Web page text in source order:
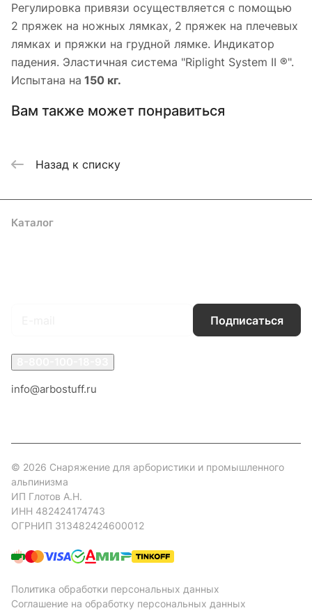
Регулировка привязи осуществляется с помощью
2 пряжек на ножных лямках, 2 пряжек на плечевых
лямках и пряжки на грудной лямке. Индикатор
падения. Эластичная система "Riplight System II ®".
Испытана на 150 кг.
Вам также может понравиться
Назад к списку
Каталог
Подписаться
info@arbostuff.ru
© 2026 Снаряжение для арбористики и промышленного
альпинизма
ИП Глотов А.Н.
ИНН 482424174743
ОГРНИП 313482424600012
Политика обработки персональных данных
Соглашение на обработку персональных данных